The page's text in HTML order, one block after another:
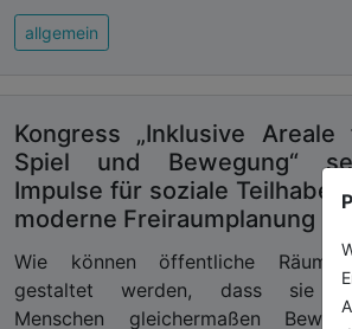
entsprechende Schnittstelle
Fahrzeugs übermittelt.
begleitet Bosch Building
Planung und Umsetzung bis zum
Advertising
Abonnieren Sie unseren
Ausgabe
allgemein
Kongress „Inklusive Areale
Spiel und Bewegung“
Impulse für soziale Teilhabe
moderne Freiraumplanung
Wie können öffentliche
gestaltet werden, dass sie
Menschen gleichermaßen